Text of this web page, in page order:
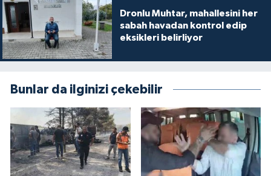
Dronlu Muhtar, mahallesini her
sabah havadan kontrol edip
eksikleri belirliyor
Bunlar da ilginizi çekebilir